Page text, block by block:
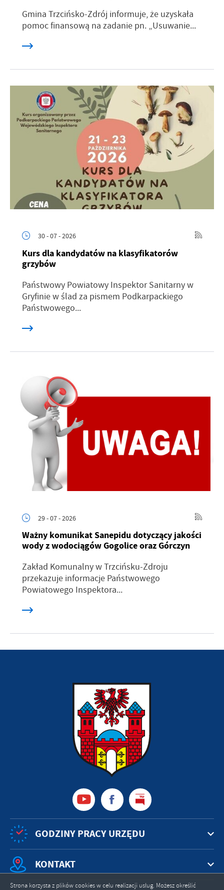
Gmina Trzcińsko-Zdrój informuje, że uzyskała
pomoc finansową na zadanie pn. „Usuwanie...
30 - 07 - 2026
Kurs dla kandydatów na klasyfikatorów
grzybów
Państwowy Powiatowy Inspektor Sanitarny w
Gryfinie w ślad za pismem Podkarpackiego
Państwowego...
29 - 07 - 2026
Ważny komunikat Sanepidu dotyczący jakości
wody z wodociągów Gogolice oraz Górczyn
Zakład Komunalny w Trzcińsku-Zdroju
przekazuje informacje Państwowego
Powiatowego Inspektora...
GODZINY PRACY URZĘDU
KONTAKT
Strona korzysta z plików cookies w celu realizacji usług. Możesz określić